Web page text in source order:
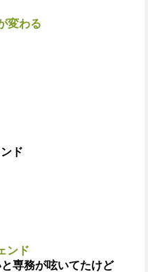
変わる
ド
ンド
専務が呟いてたけど